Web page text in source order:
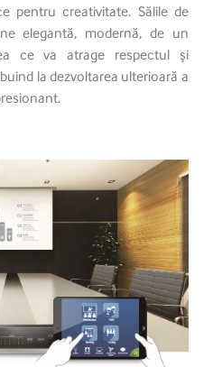
pentru creativitate. Sălile de
elegantă, modernă, de un
ce va atrage respectul şi
la dezvoltarea ulterioară a